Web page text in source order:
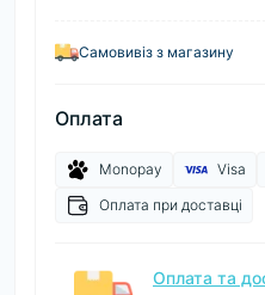
Самовивіз з магазину
Оплата
Monopay Visa
Оплата при доставці
Оплата та